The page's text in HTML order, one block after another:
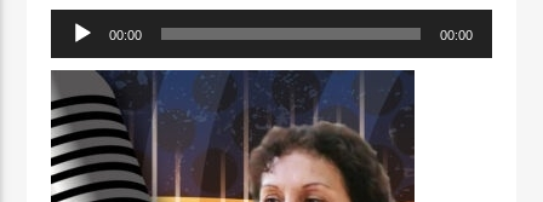
Lecteur 00:00 00:00